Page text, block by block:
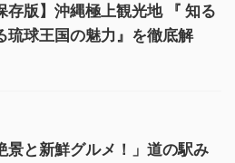
存版】沖縄極上観光地 『 知る
琉球王国の魅力』を徹底解
景と新鮮グルメ！」道の駅み